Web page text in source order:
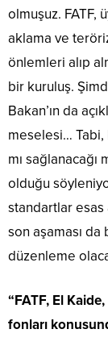
olmuşuz. FATF,
aklama ve
önlemleri alıp
bir kuruluş.
Bakan’ın da
meselesi… Tabi,
mı
olduğu
standartlar esas
son aşaması
düzenleme
“FATF, El
fonları